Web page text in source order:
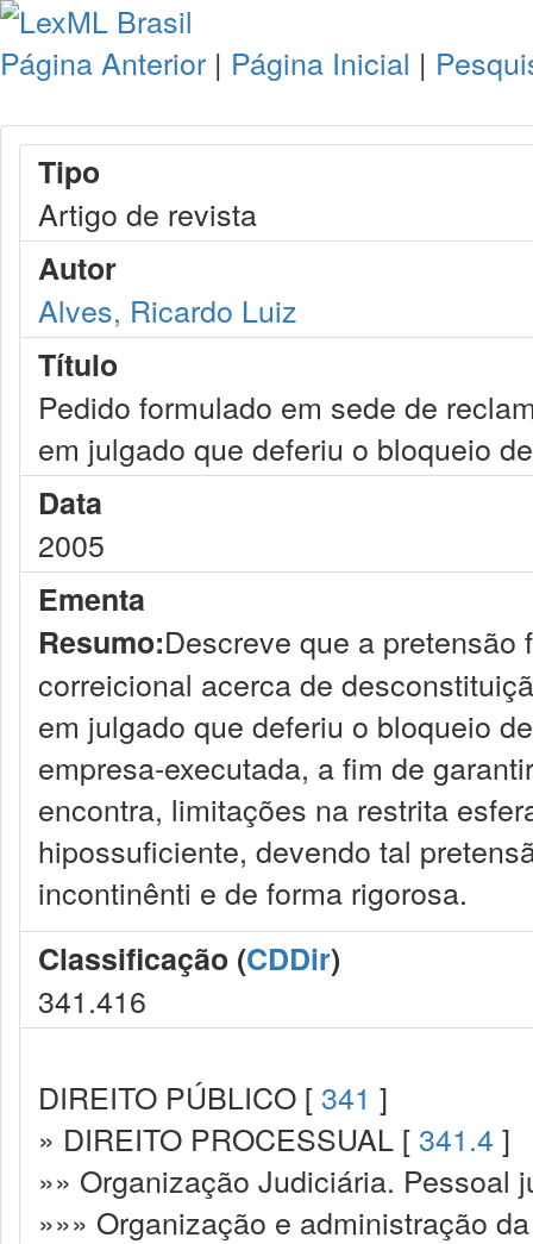
Página Anterior | Página Inicial |
Tipo
Artigo de revista
Autor
Alves, Ricardo Luiz
Título
Pedido formulado em sede de
em julgado que deferiu o bloqueio
Data
2005
Ementa
Resumo:Descreve que a
correicional acerca de
em julgado que deferiu o bloqueio
empresa-executada, a fim de
encontra, limitações na restrita
hipossuficiente, devendo tal
incontinênti e de forma rigorosa.
Classificação (CDDir)
341.416
DIREITO PÚBLICO [ 341 ]
» DIREITO PROCESSUAL [ 341.4 ]
»» Organização Judiciária. Pessoal
»»» Organização e administração